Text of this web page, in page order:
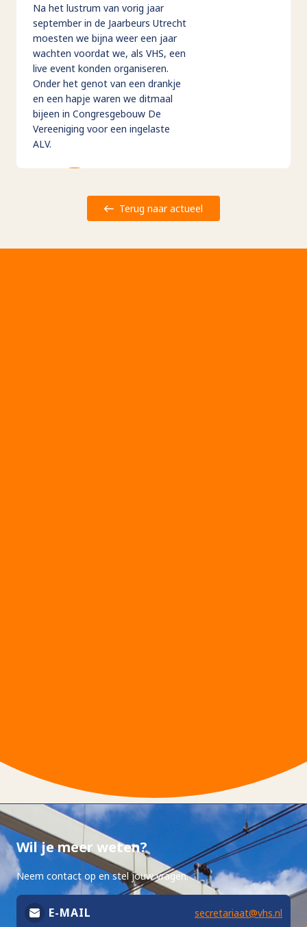
Na het lustrum van vorig jaar
september in de Jaarbeurs Utrecht
moesten we bijna weer een jaar
wachten voordat we, als VHS, een
live event konden organiseren.
Onder het genot van een drankje
en een hapje waren we ditmaal
bijeen in Congresgebouw De
Vereeniging voor een ingelaste
ALV.
Terug naar actueel
Wil je meer weten?
Neem contact op en stel jouw vragen.
E-MAIL secretariaat@vhs.nl